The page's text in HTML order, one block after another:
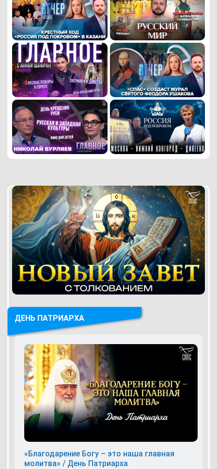
ДЕНЬ ПАТРИАРХА
«Благодарение Богу – это наша главная
молитва» / День Патриарха